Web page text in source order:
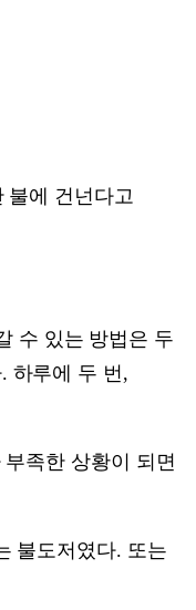
불에 건넌다고
수 있는 방법은 두
하루에 두 번,
족한 상황이 되면
불도저였다. 또는